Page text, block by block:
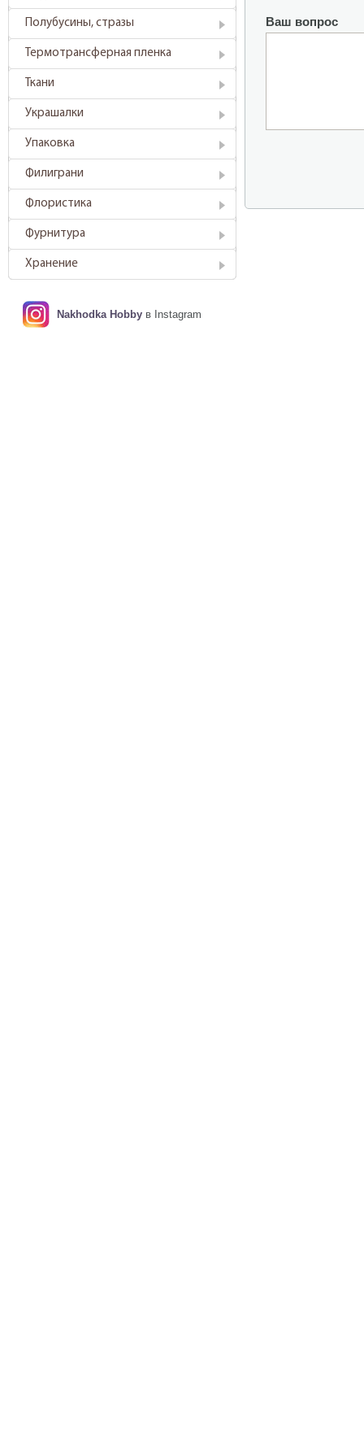
Полубусины, стразы
Термотрансферная пленка
Ткани
Украшалки
Упаковка
Филиграни
Флористика
Фурнитура
Хранение
Nakhodka Hobby в Instagram
Ваш вопрос